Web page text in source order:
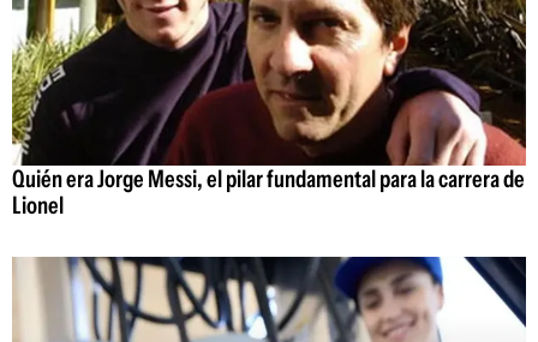
Quién era Jorge Messi, el pilar fundamental para la carrera de
Lionel